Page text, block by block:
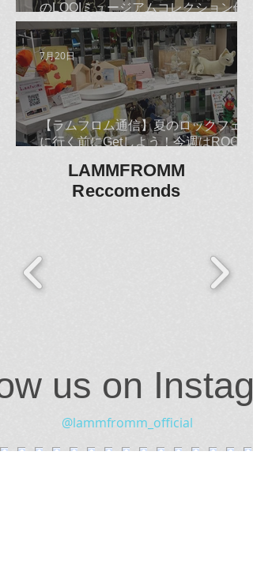
のLOQIミュージアムコレクション他の
ご紹介です☆
【ラムフロム通信】夏のロックフェス
に行く前にGetしよう！今週はROCK
介です☆
7月20日
LAMMFROMM
Reccomends
us on
@lammfromm_official